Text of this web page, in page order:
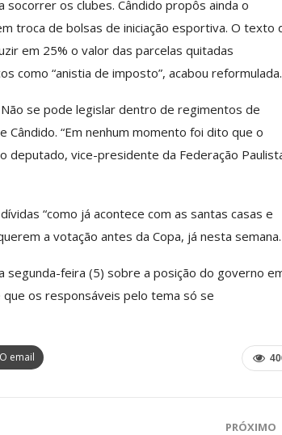
socorrer os clubes. Cândido propôs ainda o
troca de bolsas de iniciação esportiva. O texto
em 25% o valor das parcelas quitadas
como “anistia de imposto”, acabou reformulada.
Não se pode legislar dentro de regimentos de
“Em nenhum momento foi dito que o
vice-presidente da Federação
“como já acontece com as santas casas e
a votação antes da Copa, já nesta semana.
feira (5) sobre a posição do governo
os responsáveis pelo tema só se
O email
PRÓXIMO